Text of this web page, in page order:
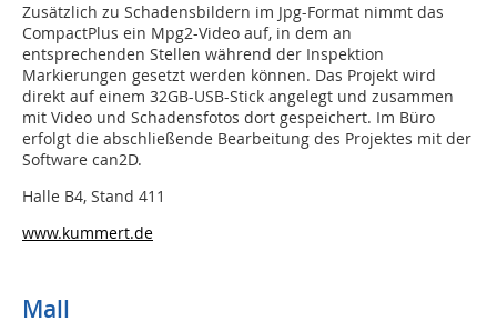
Zusätzlich zu Schadensbildern im Jpg-Format nimmt das
CompactPlus ein Mpg2-Video auf, in dem an
entsprechenden Stellen während der Inspektion
Markierungen gesetzt werden können. Das Projekt wird
direkt auf einem 32GB-USB-Stick angelegt und zusammen
mit Video und Schadensfotos dort gespeichert. Im Büro
erfolgt die abschließende Bearbeitung des Projektes mit der
Software can2D.
Halle B4, Stand 411
www.kummert.de
Mall